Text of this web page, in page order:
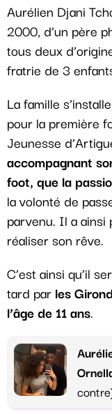
Aurélien Djani
2000, d’un père
tous deux
fratrie de 3
La famille
pour la première
Jeunesse
accompagnant
foot, que la
la volonté de
parvenu. Il a
réaliser son rêve.
C’est ainsi qu’il
tard par les
l’âge de 11 ans.